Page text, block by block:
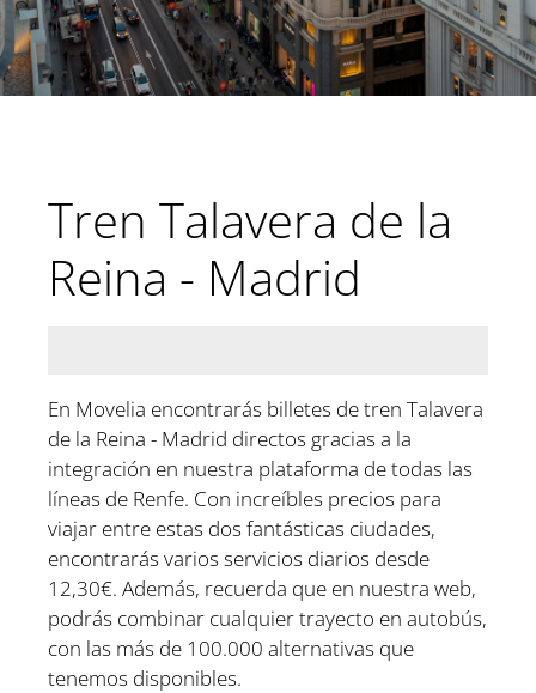
Tren Talavera de la
Reina - Madrid
En Movelia encontrarás billetes de tren Talavera
de la Reina - Madrid directos gracias a la
integración en nuestra plataforma de todas las
líneas de Renfe. Con increíbles precios para
viajar entre estas dos fantásticas ciudades,
encontrarás varios servicios diarios desde
12,30€. Además, recuerda que en nuestra web,
podrás combinar cualquier trayecto en autobús,
con las más de 100.000 alternativas que
tenemos disponibles.